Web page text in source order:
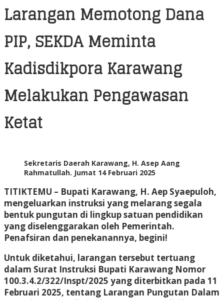
Larangan Memotong Dana
PIP, SEKDA Meminta
Kadisdikpora Karawang
Melakukan Pengawasan
Ketat
Sekretaris Daerah Karawang, H. Asep Aang
Rahmatullah. Jumat 14 Februari 2025
TITIKTEMU – Bupati Karawang, H. Aep Syaepuloh,
mengeluarkan instruksi yang melarang segala
bentuk pungutan di lingkup satuan pendidikan
yang diselenggarakan oleh Pemerintah.
Penafsiran dan penekanannya, begini!
Untuk diketahui, larangan tersebut tertuang
dalam Surat Instruksi Bupati Karawang Nomor
100.3.4.2/322/Inspt/2025 yang diterbitkan pada 11
Februari 2025, tentang Larangan Pungutan Dalam